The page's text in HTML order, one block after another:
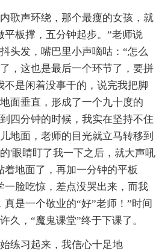
歌声环绕，那个最瘦的女孩，就
平板撑，五分钟起步。”老师说
头发，嘴巴里小声嘀咕：“怎么
，这也是最后一个环节了，要拼
不是闲着没事干的，说完我把脚
面垂直，形成了一个九十度的
四分钟的时候，我实在坚持不住
地面，老师的目光就立马转移到
'眼睛盯了我一下之后，就大声吼
着地面了，再加一分钟的平板
一脸吃惊，差点没哭出来，而我
是一个敬业的“好”老师！”时间
久，“魔鬼课堂”终于下课了。
练习起来，我信心十足地